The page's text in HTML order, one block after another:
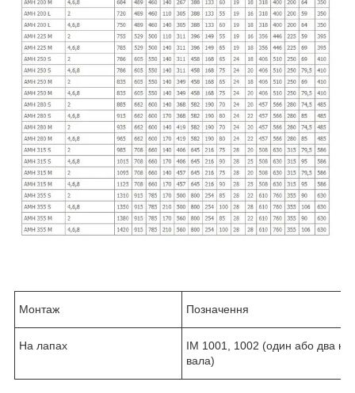
Монтаж Позначення
На лапах
IM 1001, 1002 (один або два
вала)